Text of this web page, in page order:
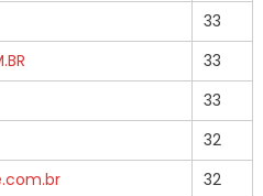
33
33
33
32
32